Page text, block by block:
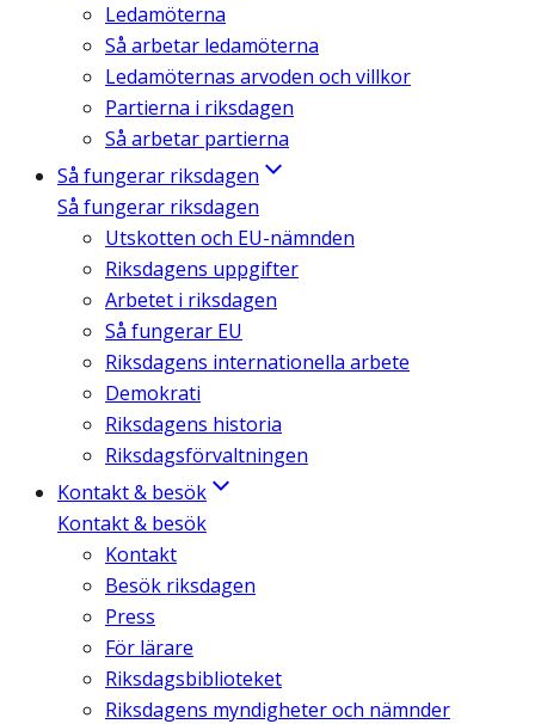
Ledamöterna
Så arbetar ledamöterna
Ledamöternas arvoden och villkor
Partierna i riksdagen
Så arbetar partierna
Så fungerar riksdagen
Så fungerar riksdagen
Utskotten och EU-nämnden
Riksdagens uppgifter
Arbetet i riksdagen
Så fungerar EU
Riksdagens internationella arbete
Demokrati
Riksdagens historia
Riksdagsförvaltningen
Kontakt & besök
Kontakt & besök
Kontakt
Besök riksdagen
Press
För lärare
Riksdagsbiblioteket
Riksdagens myndigheter och nämnder